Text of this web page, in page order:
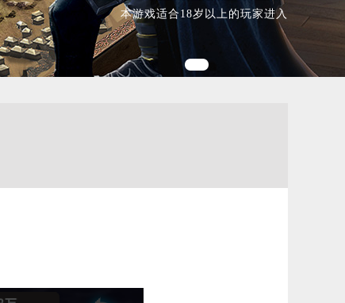
本游戏适合18岁以上的玩家进入